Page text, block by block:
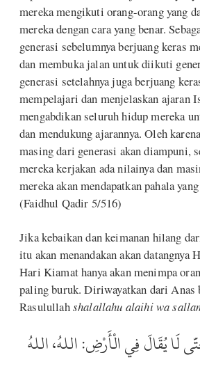
mereka mengikuti orang-orang yang
mereka dengan cara yang benar.
generasi sebelumnya berjuang keras
dan membuka jalan untuk diikuti
generasi setelahnya juga berjuang
mempelajari dan menjelaskan ajaran
mengabdikan seluruh hidup mereka
dan mendukung ajarannya. Oleh
masing dari generasi akan diampuni,
mereka kerjakan ada nilainya dan
mereka akan mendapatkan pahala
(Faidhul Qadir 5/516)
Jika kebaikan dan keimanan hilang
itu akan menandakan akan datangnya
Hari Kiamat hanya akan menimpa
paling buruk. Diriwayatkan dari
Rasulullahshalallahu alaihi wa
لَا يُقَالَ فِي الْأَرْضِ: اللهُ، اللهُ